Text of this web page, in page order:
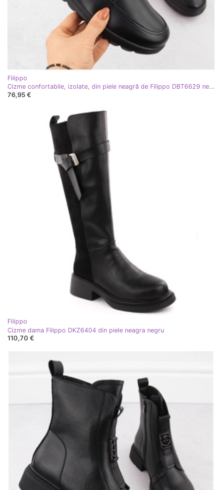
Filippo
Cizme confortabile, izolate, din piele neagră de Filippo DBT6629 negru
76,95 €
Filippo
Cizme dama Filippo DKZ6404 din piele neagra negru
110,70 €